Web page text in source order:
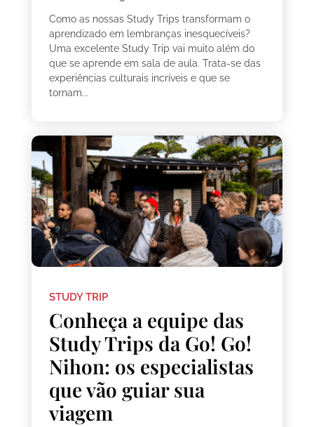
Como as nossas Study Trips transformam o
aprendizado em lembranças inesquecíveis?
Uma excelente Study Trip vai muito além do
que se aprende em sala de aula. Trata-se das
experiências culturais incríveis e que se
tornam...
STUDY TRIP
Conheça a equipe das
Study Trips da Go! Go!
Nihon: os especialistas
que vão guiar sua
viagem